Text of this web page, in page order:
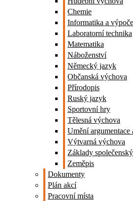
Chemie
Informatika a
Laboratorní technika
Matematika
Náboženství
Německý jazyk
Občanská výchova
Přírodopis
Ruský jazyk
Sportovní hry
Tělesná výchova
Umění argumentace
Výtvarná výchova
Základy
Zeměpis
Dokumenty
Plán akcí
Pracovní místa